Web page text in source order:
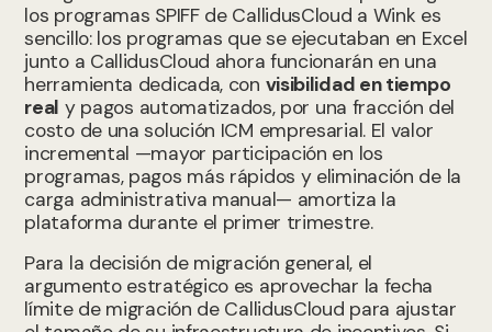
los programas SPIFF de CallidusCloud a Wink es
sencillo: los programas que se ejecutaban en Excel
junto a CallidusCloud ahora funcionarán en una
herramienta dedicada, con visibilidad en tiempo
real y pagos automatizados, por una fracción del
costo de una solución ICM empresarial. El valor
incremental —mayor participación en los
programas, pagos más rápidos y eliminación de la
carga administrativa manual— amortiza la
plataforma durante el primer trimestre.
Para la decisión de migración general, el
argumento estratégico es aprovechar la fecha
límite de migración de CallidusCloud para ajustar